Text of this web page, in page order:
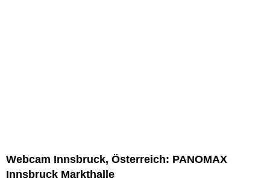
Webcam Innsbruck, Österreich: PANOMAX
Innsbruck Markthalle